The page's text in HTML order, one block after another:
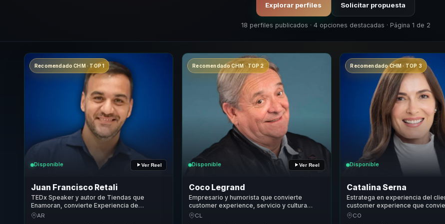
Explorar perfiles Solicitar propuesta
18 perfiles publicados · 4 opciones destacadas · Página 1 de 2
Recomendado CHM · TOP 1
Disponible Ver Reel
Juan Francisco Retali
TEDx Speaker y autor de Tiendas que
Enamoran, convierte Experiencia de
Cercanía® en lealtad, ventas y cultura de
AR
Recomendado CHM · TOP 2
Disponible Ver Reel
Coco Legrand
Empresario y humorista que convierte
customer experience, servicio y cultura
organizacional en lealtad para empresas y
CL
Recomendado CHM · TOP 3
Disponible
Catalina Serna
Estratega en experiencia del
customer experience que
en confianza y resultados para
CO